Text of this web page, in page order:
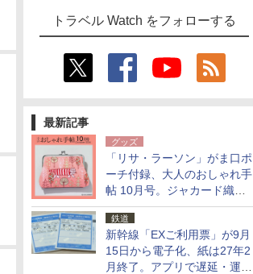
トラベル Watch をフォローする
最新記事
グッズ
「リサ・ラーソン」がま口ポ
ーチ付録、大人のおしゃれ手
帖 10月号。ジャカード織の
北欧猫デザイン
鉄道
新幹線「EXご利用票」が9月
15日から電子化、紙は27年2
月終了。アプリで遅延・運休